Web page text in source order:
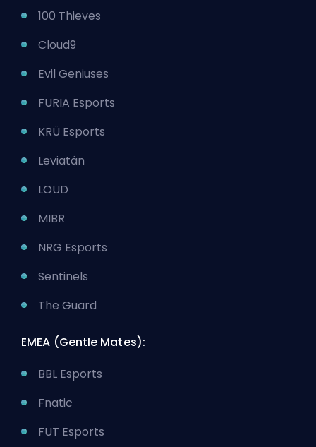
100 Thieves
Cloud9
Evil Geniuses
FURIA Esports
KRÜ Esports
Leviatán
LOUD
MIBR
NRG Esports
Sentinels
The Guard
EMEA (Gentle Mates):
BBL Esports
Fnatic
FUT Esports